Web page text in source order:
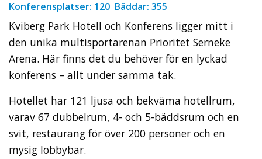
Konferensplatser: 120 Bäddar: 355
Kviberg Park Hotell och Konferens ligger mitt i
den unika multisportarenan Prioritet Serneke
Arena. Här finns det du behöver för en lyckad
konferens – allt under samma tak.
Hotellet har 121 ljusa och bekväma hotellrum,
varav 67 dubbelrum, 4- och 5-bäddsrum och en
svit, restaurang för över 200 personer och en
mysig lobbybar.